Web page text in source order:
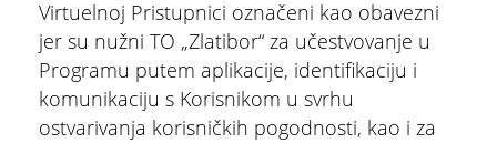
Virtuelnoj Pristupnici označeni kao obavezni
jer su nužni TO „Zlatibor“ za učestvovanje u
Programu putem aplikacije, identifikaciju i
komunikaciju s Korisnikom u svrhu
ostvarivanja korisničkih pogodnosti, kao i za